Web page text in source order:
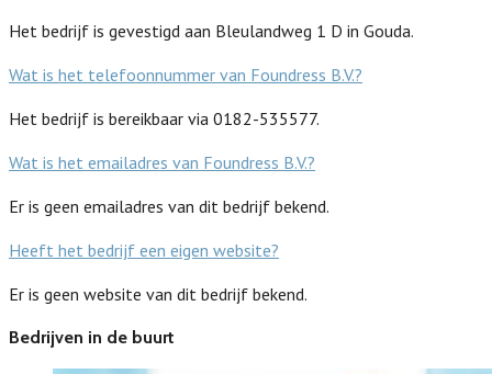
Het bedrijf is gevestigd aan Bleulandweg 1 D in Gouda.
Wat is het telefoonnummer van Foundress B.V.?
Het bedrijf is bereikbaar via 0182-535577.
Wat is het emailadres van Foundress B.V.?
Er is geen emailadres van dit bedrijf bekend.
Heeft het bedrijf een eigen website?
Er is geen website van dit bedrijf bekend.
Bedrijven in de buurt